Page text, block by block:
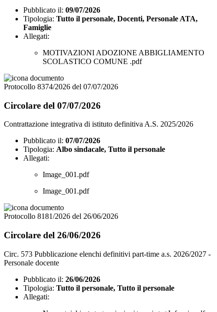
Pubblicato il: 09/07/2026
Tipologia: Tutto il personale, Docenti, Personale ATA,
Famiglie
Allegati:
MOTIVAZIONI ADOZIONE ABBIGLIAMENTO
SCOLASTICO COMUNE .pdf
Protocollo 8374/2026 del 07/07/2026
Circolare del 07/07/2026
Contrattazione integrativa di istituto definitiva A.S. 2025/2026
Pubblicato il: 07/07/2026
Tipologia: Albo sindacale, Tutto il personale
Allegati:
Image_001.pdf
Image_001.pdf
Protocollo 8181/2026 del 26/06/2026
Circolare del 26/06/2026
Circ. 573 Pubblicazione elenchi definitivi part-time a.s. 2026/2027 -
Personale docente
Pubblicato il: 26/06/2026
Tipologia: Tutto il personale, Tutto il personale
Allegati: